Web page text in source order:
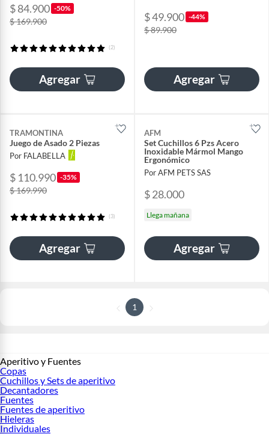
$ 84.900 -50%
$ 169.900
(2)
Agregar
$ 49.900 -44%
$ 89.900
Agregar
TRAMONTINA
Juego de Asado 2 Piezas
Por FALABELLA
$ 110.990 -35%
$ 169.990
(3)
Agregar
AFM
Set Cuchillos 6 Pzs Acero
Inoxidable Mármol Mango
Ergonómico
Por AFM PETS SAS
$ 28.000
Llega mañana
Agregar
1
Aperitivo y Fuentes
Copas
Cuchillos y Sets de aperitivo
Decantadores
Fuentes
Fuentes de aperitivo
Hieleras
Individuales